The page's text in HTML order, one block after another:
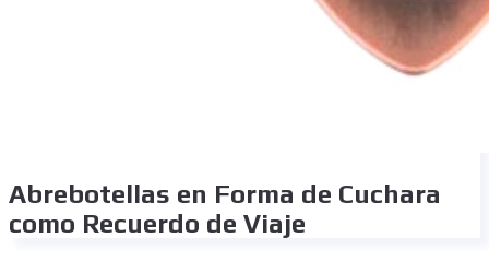
Abrebotellas en Forma de Cuchara
como Recuerdo de Viaje